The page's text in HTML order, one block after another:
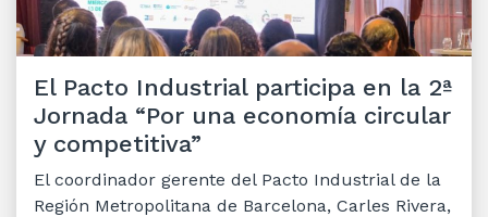
El Pacto Industrial participa en la 2ª
Jornada “Por una economía circular
y competitiva”
El coordinador gerente del Pacto Industrial de la
Región Metropolitana de Barcelona, Carles Rivera,